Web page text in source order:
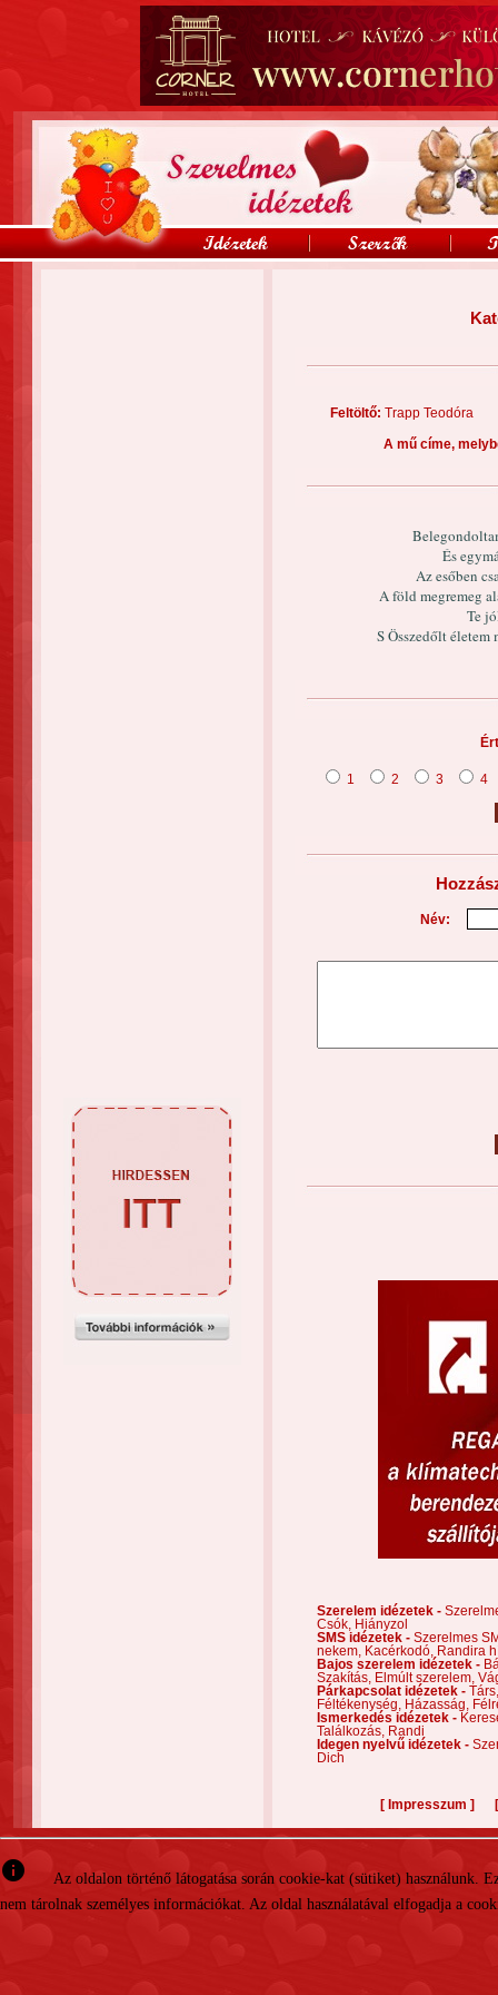
Feltöltő: Trapp
A mű címe,
És
Az esőben
A föld megremeg
Te
S Összedőlt
1 2 3 4
Név:
Szerelem idézetek -
Csók,
Hiányzol
SMS idézetek - Szerelmes
nekem,
Kacérkodó,
Randira
Bajos szerelem idézetek -
Szakítás,
Elmúlt szerelem,
Párkapcsolat idézetek -
Féltékenység,
Házasság,
Ismerkedés idézetek -
Találkozás,
Randi
Idegen nyelvű idézetek -
Dich
[ Impresszum ]
info
Az oldalon történő látogatása során cookie-kat (sütiket)
nem tárolnak személyes információkat. Az oldal használatával elfogadja a